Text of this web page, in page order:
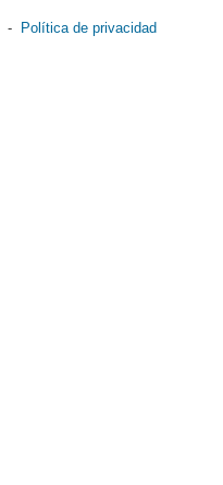
- Política de privacidad